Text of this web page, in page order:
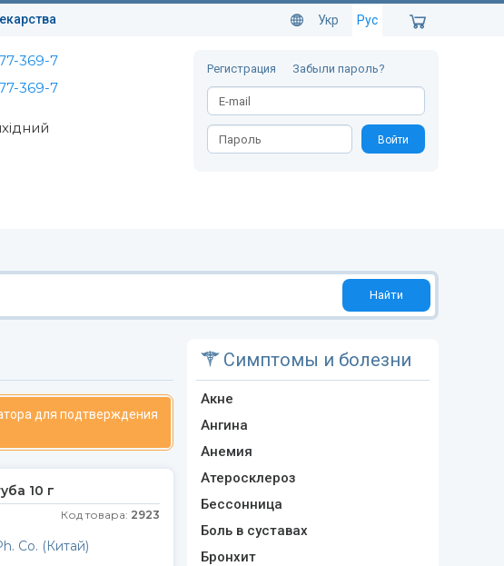
Укр Рус
369-7
369-7
Регистрация Забыли пароль?
Войти
Найти
для подтверждения
10 г
Код товара: 2923
Co. (Китай)
Симптомы и болезни
Акне
Ангина
Анемия
Атеросклероз
Бессонница
Боль в суставах
Бронхит